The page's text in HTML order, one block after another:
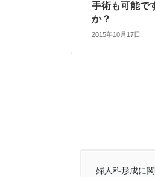
手術も可能で
か？
2015年10月17日
婦人科形成に